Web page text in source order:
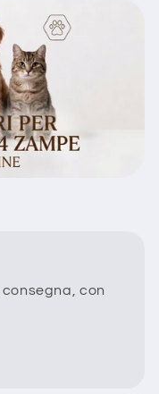
con